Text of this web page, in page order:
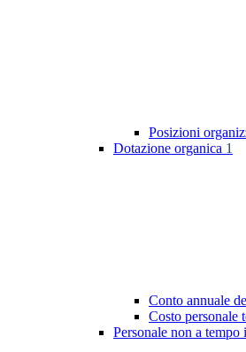
Posizioni
Dotazione organica 1
Conto annuale
Costo personale
Personale non a tempo